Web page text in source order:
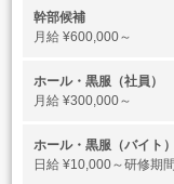
幹部候補
月給 ¥600,000～
ホール・黒服（社員）
月給 ¥300,000～
ホール・黒服（バイト）
日給 ¥10,000～研修期